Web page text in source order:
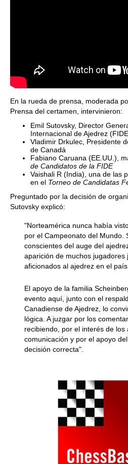
En la rueda de prensa, moderada
Prensa del certamen, intervinieron:
Emil Sutovsky, Director
Internacional de Ajedrez (FIDE
Vladimir Drkulec, Presidente
de Canadá
Fabiano Caruana (EE.UU.),
de Candidatos de la FIDE
Vaishali R (India), una de las
en el Torneo de Candidatas
Preguntado por la decisión de
Sutovsky explicó:
"Norteamérica nunca había
por el Campeonato del Mundo.
conscientes del auge del
aparición de muchos jugadores
aficionados al ajedrez en el país.
El apoyo de la familia
evento aquí, junto con el
Canadiense de Ajedrez, lo
lógica. A juzgar por los
recibiendo, por el interés de
comunicación y por el apoyo
decisión correcta".